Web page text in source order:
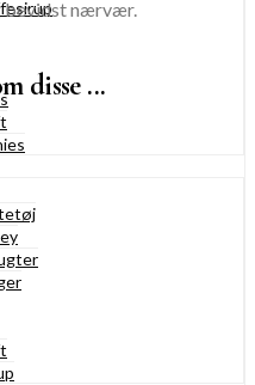
bevidst nærvær.
disse ...